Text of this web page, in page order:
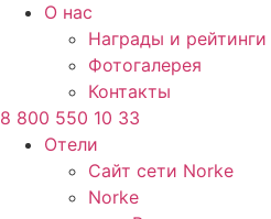
О нас
Награды и рейтинги
Фотогалерея
Контакты
8 800 550 10 33
Отели
Сайт сети Norke
Norke